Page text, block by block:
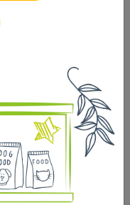
| flocons d'orge |
luzerne | orge |
de carottes |
| mélasse de
riz | vinasse |
de sodium |
| carbonate de
à partir de soja